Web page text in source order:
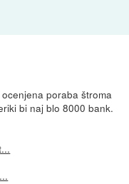
poraba štroma
bi naj blo 8000 bank.